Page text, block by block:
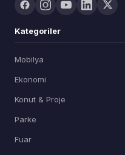
Kategoriler
Mobilya
Ekonomi
Konut & Proje
Parke
Fuar